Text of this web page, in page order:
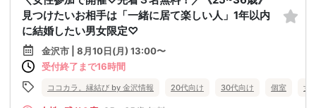
見つけたいお相手は「一緒に居て楽しい人」1年以内
に結婚したい男女限定♡
金沢市 | 8月10日(月) 13:00〜
受付終了まで16時間
ココカラ。縁結び by 金沢情報 20代向け 30代向け 個室 女